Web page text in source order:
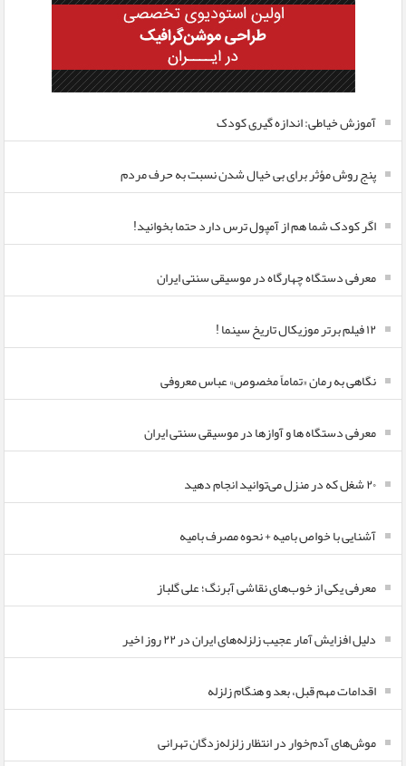
آموزش خیاطی: اندازه گیری کودک
پنج روش مؤثر برای بی خیال شدن نسبت به حرف مردم
اگر کودک شما هم از آمپول ترس دارد حتما بخوانید!
معرفی دستگاه چهارگاه در موسیقی سنتی ایران
۱۲ فیلم برتر موزیکال تاریخ سینما !
نگاهی به رمان «تماماً مخصوص» عباس معروفی
معرفی دستگاه ها و آوازها در موسیقی سنتی ایران
۲۰ شغل که در منزل می‌توانید انجام دهید
آشنایی با خواص بامیه + نحوه مصرف بامیه
معرفی یکی از خوب‌های نقاشی آبرنگ؛ علی گلباز
دلیل افزایش آمار عجیب زلزله‌های ایران در ۲۲ روز اخیر
اقدامات مهم قبل، بعد و هنگام زلزله
موش‌های آدم‌خوار در انتظار زلزله‌زدگان تهرانی